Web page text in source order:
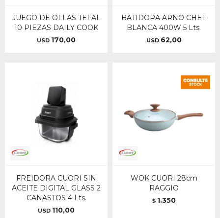
JUEGO DE OLLAS TEFAL
10 PIEZAS DAILY COOK
USD 170,00
BATIDORA ARNO CHEF
BLANCA 400W 5 Lts.
USD 62,00
FREIDORA CUORI SIN
ACEITE DIGITAL GLASS 2
CANASTOS 4 Lts.
USD 110,00
WOK CUORI 28cm
RAGGIO
$ 1.350